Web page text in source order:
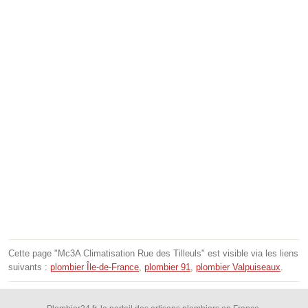
Cette page "Mc3A Climatisation Rue des Tilleuls" est visible via les liens
suivants : plombier Île-de-France, plombier 91, plombier Valpuiseaux.